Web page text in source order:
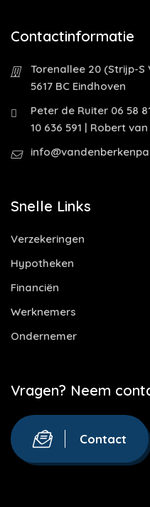
Contactinformatie
Torenallee 20 (Strijp-S
5617 BC Eindhoven
Peter de Ruiter 06 58
10 636 591 | Robert
Snelle Links
Verzekeringen
Hypotheken
Financiën
Werknemers
Ondernemer
Vragen? Neem
Contact